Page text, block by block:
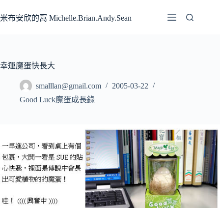
至
容
米布安欣的窩 Michelle.Brian.Andy.Sean
幸運魔蛋快長大
smalllan@gmail.com
2005-03-22
Good Luck魔蛋成長錄